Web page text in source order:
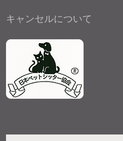
キャンセルについて